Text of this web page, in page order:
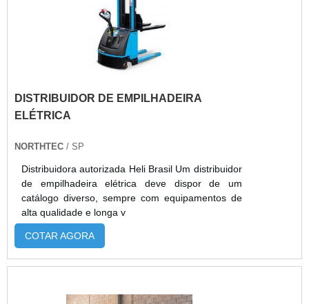
DISTRIBUIDOR DE EMPILHADEIRA
ELÉTRICA
NORTHTEC / SP
Distribuidora autorizada Heli Brasil Um distribuidor
de empilhadeira elétrica deve dispor de um
catálogo diverso, sempre com equipamentos de
alta qualidade e longa v
COTAR AGORA